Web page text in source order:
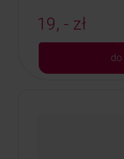
19, - zł